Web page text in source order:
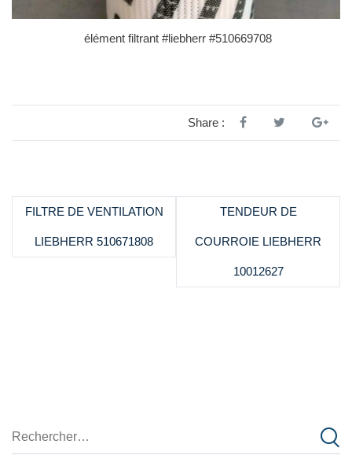
élément filtrant #liebherr #510669708
Share :
FILTRE DE VENTILATION
LIEBHERR 510671808
TENDEUR DE
COURROIE LIEBHERR
10012627